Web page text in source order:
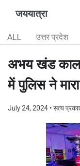
जययात्रा
ALL उत्तर प्रदेश
अभय खंड काला
में पुलिस ने
July 24, 2024 • सत्य